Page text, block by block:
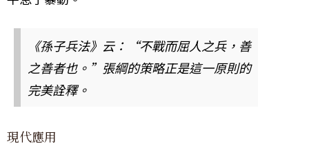
《孫子兵法》云：“不戰而屈人之兵，善
之善者也。”張綱的策略正是這一原則的
完美詮釋。
現代應用